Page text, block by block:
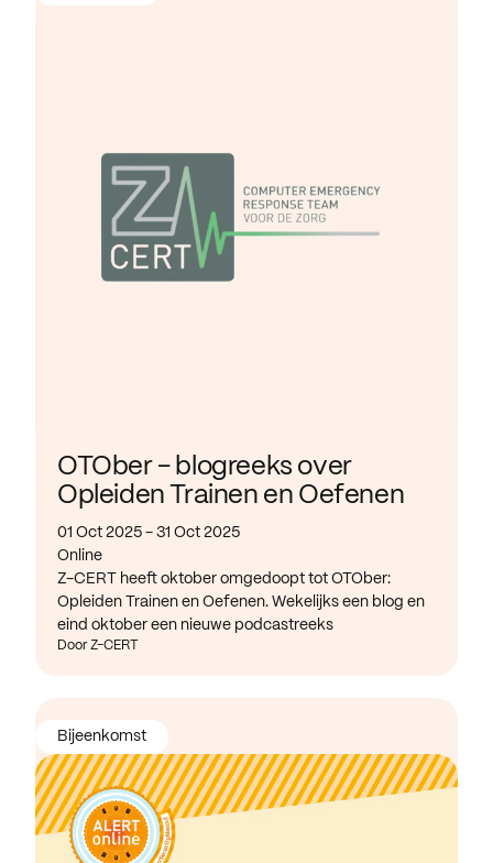
OTOber - blogreeks over
Opleiden Trainen en Oefenen
01 Oct 2025 - 31 Oct 2025
Online
Z-CERT heeft oktober omgedoopt tot OTOber:
Opleiden Trainen en Oefenen. Wekelijks een blog en
eind oktober een nieuwe podcastreeks
Door Z-CERT
Bijeenkomst